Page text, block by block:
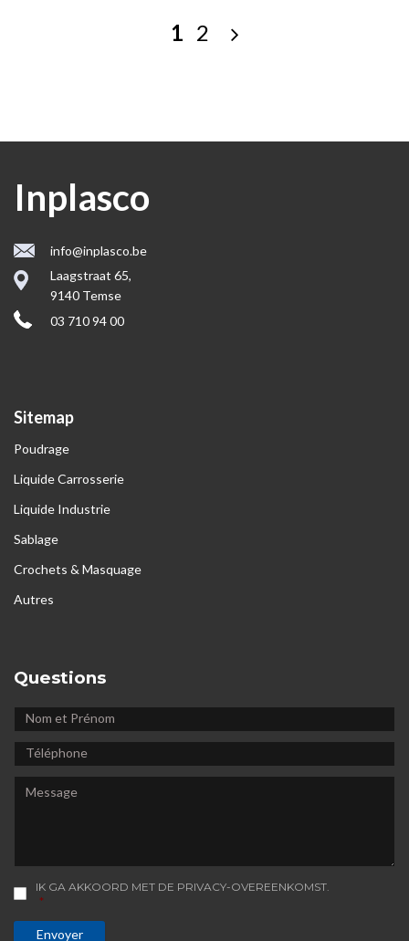
1 2
Inplasco
info@inplasco.be
Laagstraat 65,
9140 Temse
03 710 94 00
Sitemap
Poudrage
Liquide Carrosserie
Liquide Industrie
Sablage
Crochets & Masquage
Autres
Questions
NOM
ET
PRÉNOM
TÉLÉPHONE
MESSAGE
CONSENT
IK GA AKKOORD MET DE PRIVACY-OVEREENKOMST.
*